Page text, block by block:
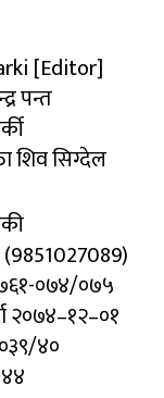
[Editor]
पन्त
शिव सिग्देल
(9851027089)
७६१-०७४/०७५
२०७४–१२–०१
४०